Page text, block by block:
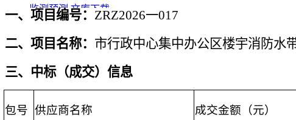
监测预测 文库下载
一、项目编号： ZRZ2026一017
二、项目名称： 市行政中心集中办公区楼宇消防水
三、中标（成交）信息
包号 供应商名称 成交金额（元）